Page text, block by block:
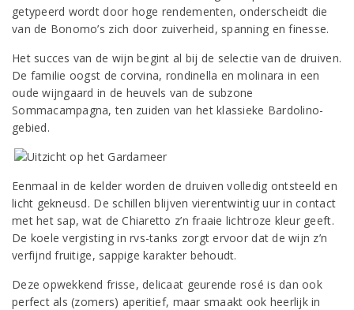
getypeerd wordt door hoge rendementen, onderscheidt die
van de Bonomo’s zich door zuiverheid, spanning en finesse.
Het succes van de wijn begint al bij de selectie van de druiven.
De familie oogst de corvina, rondinella en molinara in een
oude wijngaard in de heuvels van de subzone
Sommacampagna, ten zuiden van het klassieke Bardolino-
gebied.
Eenmaal in de kelder worden de druiven volledig ontsteeld en
licht gekneusd. De schillen blijven vierentwintig uur in contact
met het sap, wat de Chiaretto z’n fraaie lichtroze kleur geeft.
De koele vergisting in rvs-tanks zorgt ervoor dat de wijn z’n
verfijnd fruitige, sappige karakter behoudt.
Deze opwekkend frisse, delicaat geurende rosé is dan ook
perfect als (zomers) aperitief, maar smaakt ook heerlijk in